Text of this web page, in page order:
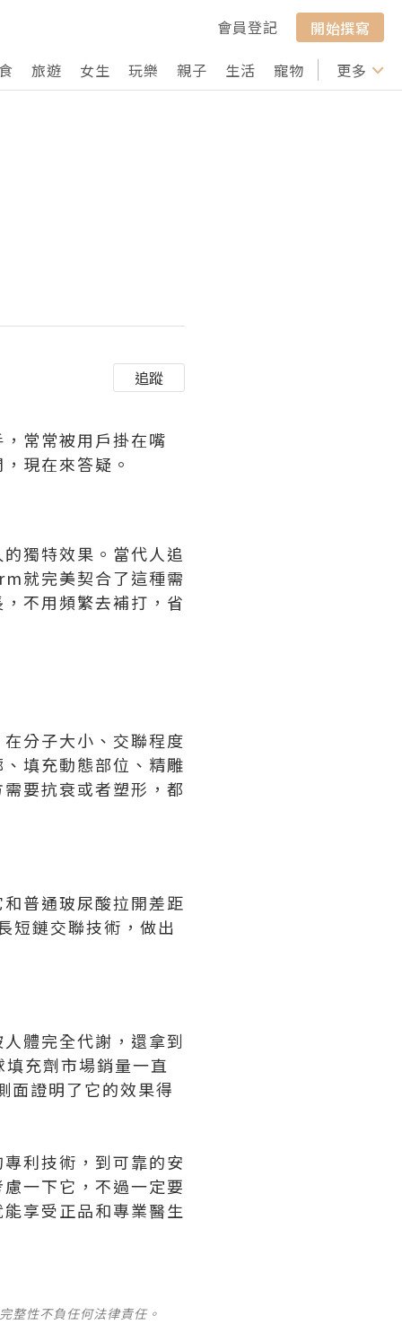
會員登記
開始撰寫
旅遊 女生 玩樂 親子 生活 寵物 行山 打卡
更多
追蹤
常常被用戶掛在嘴
現在來答疑。
獨特效果。當代人追
就完美契合了這種需
不用頻繁去補打，省
分子大小、交聯程度
填充動態部位、精雕
要抗衰或者塑形，都
普通玻尿酸拉開差距
短鏈交聯技術，做出
體完全代謝，還拿到
充劑市場銷量一直
面證明了它的效果得
利技術，到可靠的安
一下它，不過一定要
享受正品和專業醫生
整性不負任何法律責任。